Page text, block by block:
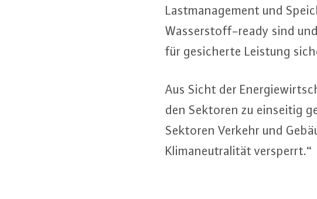
Last­ma­nage­ment und
Was­ser­stoff-re­a­dy sind
für ge­si­cher­te Leistung
Aus Sicht der
den Sektoren zu einseitig
Sektoren Verkehr und
Kli­ma­neu­tra­li­tät versperrt.“